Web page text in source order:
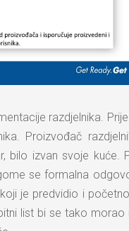
razdjelnika.
Proizvođač
bilo izvan svoje kuće.
se formalna
je predvidio i
list bi se tako